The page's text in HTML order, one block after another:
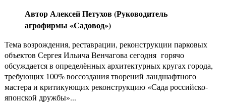
Автор Алексей Петухов (Руководитель
агрофирмы «Садовод»)
Тема возрождения, реставрации, реконструкции парковых
объектов Сергея Ильича Венчагова сегодня горячо
обсуждается в определённых архитектурных кругах города,
требующих 100% воссоздания творений ландшафтного
мастера и критикующих реконструкцию «Сада российско-
японской дружбы»...